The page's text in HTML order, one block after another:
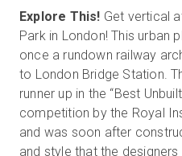
Ressourcen
Was ist neu?
Kontakt
Explore This! Get vertical
Park in London! This urban
once a rundown railway
to London Bridge Station.
runner up in the “Best
competition by the Royal
and was soon after
and style that the